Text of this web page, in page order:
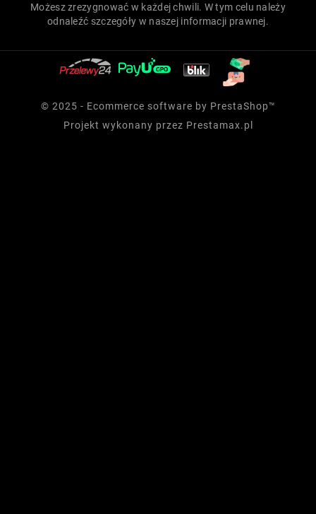
Możesz zrezygnować w każdej chwili. W tym celu należy
odnaleźć szczegóły w naszej informacji prawnej.
© 2025 - Ecommerce software by PrestaShop™
Projekt wykonany przez Prestamax.pl